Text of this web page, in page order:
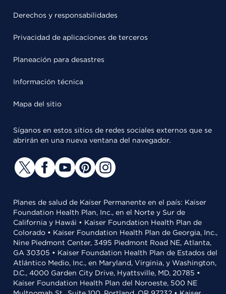
Derechos y responsabilidades
Privacidad de aplicaciones de terceros
Planeación para desastres
Información técnica
Mapa del sitio
Síganos en estos sitios de redes sociales externos que se
abrirán en una nueva ventana del navegador.
Planes de salud de Kaiser Permanente en el país: Kaiser
Foundation Health Plan, Inc., en el Norte y Sur de
California y Hawái • Kaiser Foundation Health Plan de
Colorado • Kaiser Foundation Health Plan de Georgia, Inc.,
Nine Piedmont Center, 3495 Piedmont Road NE, Atlanta,
GA 30305 • Kaiser Foundation Health Plan de Estados del
Atlántico Medio, Inc., en Maryland, Virginia, y Washington,
D.C., 4000 Garden City Drive, Hyattsville, MD, 20785 •
Kaiser Foundation Health Plan del Noroeste, 500 NE